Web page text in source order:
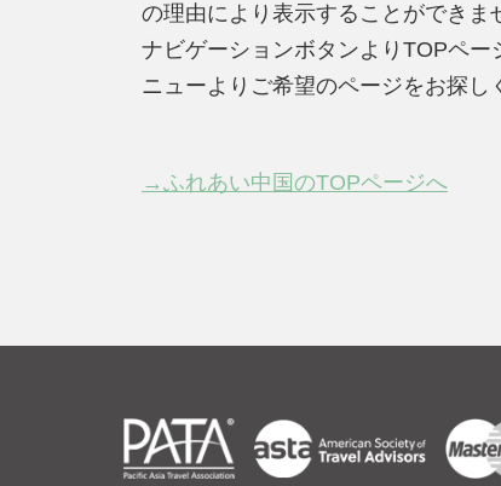
の理由により表示することができま
ナビゲーションボタンよりTOPペー
ニューよりご希望のページをお探し
→ふれあい中国のTOPページへ